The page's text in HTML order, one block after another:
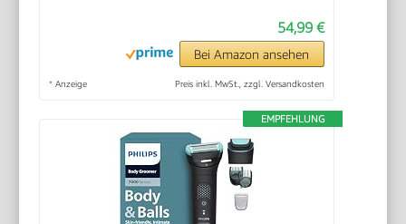
54,99 €
Bei Amazon ansehen
* Anzeige Preis inkl. MwSt., zzgl. Versandkosten
EMPFEHLUNG